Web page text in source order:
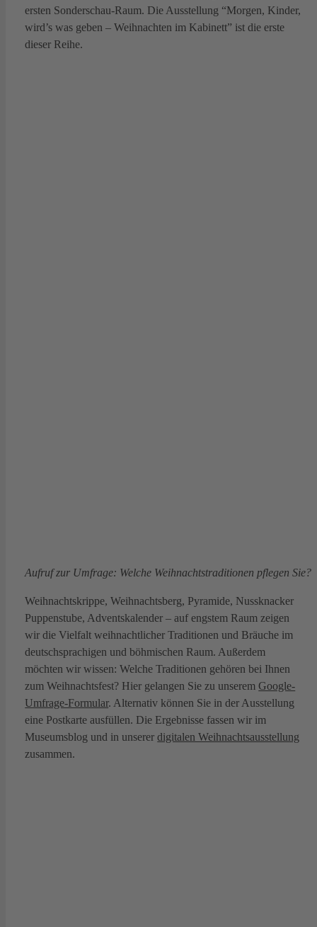
ersten Sonderschau-Raum. Die Ausstellung “Morgen, Kinder,
wird’s was geben – Weihnachten im Kabinett” ist die erste
dieser Reihe.
Aufruf zur Umfrage: Welche Weihnachtstraditionen pflegen Sie?
Weihnachtskrippe, Weihnachtsberg, Pyramide, Nussknacker
Puppenstube, Adventskalender – auf engstem Raum zeigen
wir die Vielfalt weihnachtlicher Traditionen und Bräuche im
deutschsprachigen und böhmischen Raum. Außerdem
möchten wir wissen: Welche Traditionen gehören bei Ihnen
zum Weihnachtsfest? Hier gelangen Sie zu unseremGoogle-
Umfrage-Formular. Alternativ können Sie in der Ausstellung
eine Postkarte ausfüllen. Die Ergebnisse fassen wir im
Museumsblog und in unsererdigitalen Weihnachtsausstellung
zusammen.